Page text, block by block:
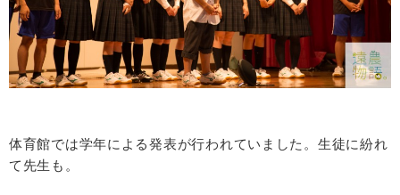
体育館では学年による発表が行われていました。生徒に紛れ
て先生も。